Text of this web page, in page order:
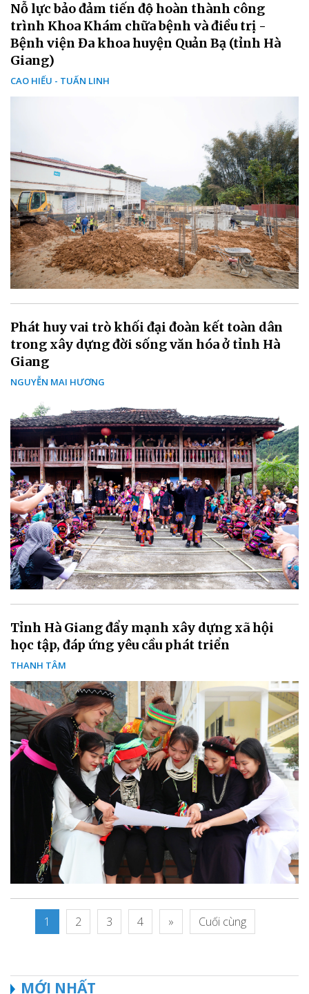
Nỗ lực bảo đảm tiến độ hoàn thành công
trình Khoa Khám chữa bệnh và điều trị -
Bệnh viện Đa khoa huyện Quản Bạ (tỉnh Hà
Giang)
CAO HIẾU - TUẤN LINH
Phát huy vai trò khối đại đoàn kết toàn dân
trong xây dựng đời sống văn hóa ở tỉnh Hà
Giang
NGUYỄN MAI HƯƠNG
Tỉnh Hà Giang đẩy mạnh xây dựng xã hội
học tập, đáp ứng yêu cầu phát triển
THANH TÂM
1 2 3 4 » Cuối cùng
MỚI NHẤT